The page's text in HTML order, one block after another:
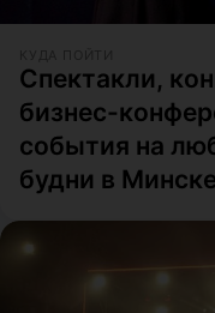
Спектакли,
бизнес-
события на
будни в